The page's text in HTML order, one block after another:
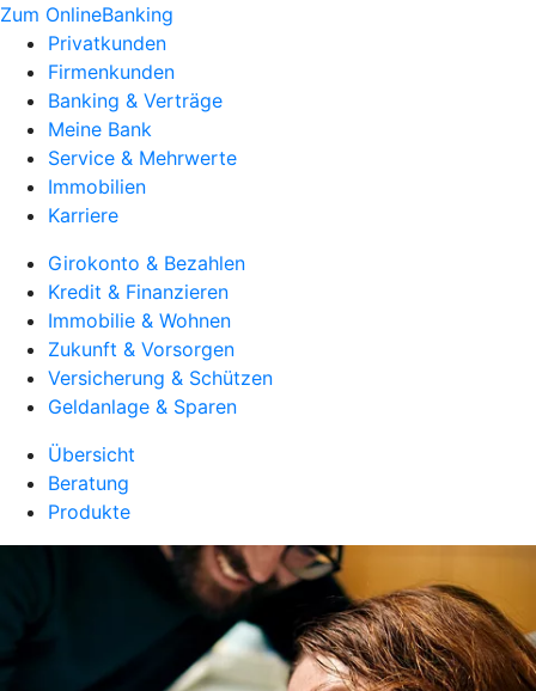
Zum OnlineBanking
Privatkunden
Firmenkunden
Banking & Verträge
Meine Bank
Service & Mehrwerte
Immobilien
Karriere
Girokonto & Bezahlen
Kredit & Finanzieren
Immobilie & Wohnen
Zukunft & Vorsorgen
Versicherung & Schützen
Geldanlage & Sparen
Übersicht
Beratung
Produkte